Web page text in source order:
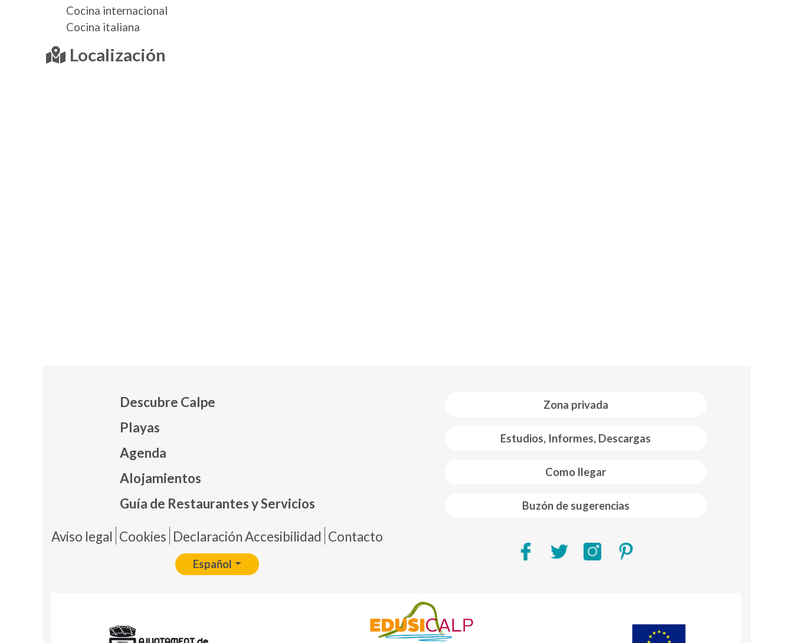
Cocina internacional
Cocina italiana
Localización
Zona privada
Estudios, Informes, Descargas
Como llegar
Buzón de sugerencias
Descubre Calpe
Playas
Agenda
Alojamientos
Guía de Restaurantes y Servicios
Pie de página
Aviso legal Cookies Declaración Accesibilidad Contacto
Español